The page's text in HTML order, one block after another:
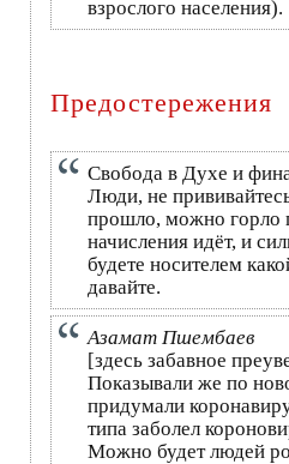
взрослого населения).
Предостережения
Свобода в Духе и
Люди, не
прошло, можно горло
начисления идёт, и
будете носителем
давайте.
Азамат Пшембаев
[здесь забавное
Показывали же по
придумали
типа заболел
Можно будет людей